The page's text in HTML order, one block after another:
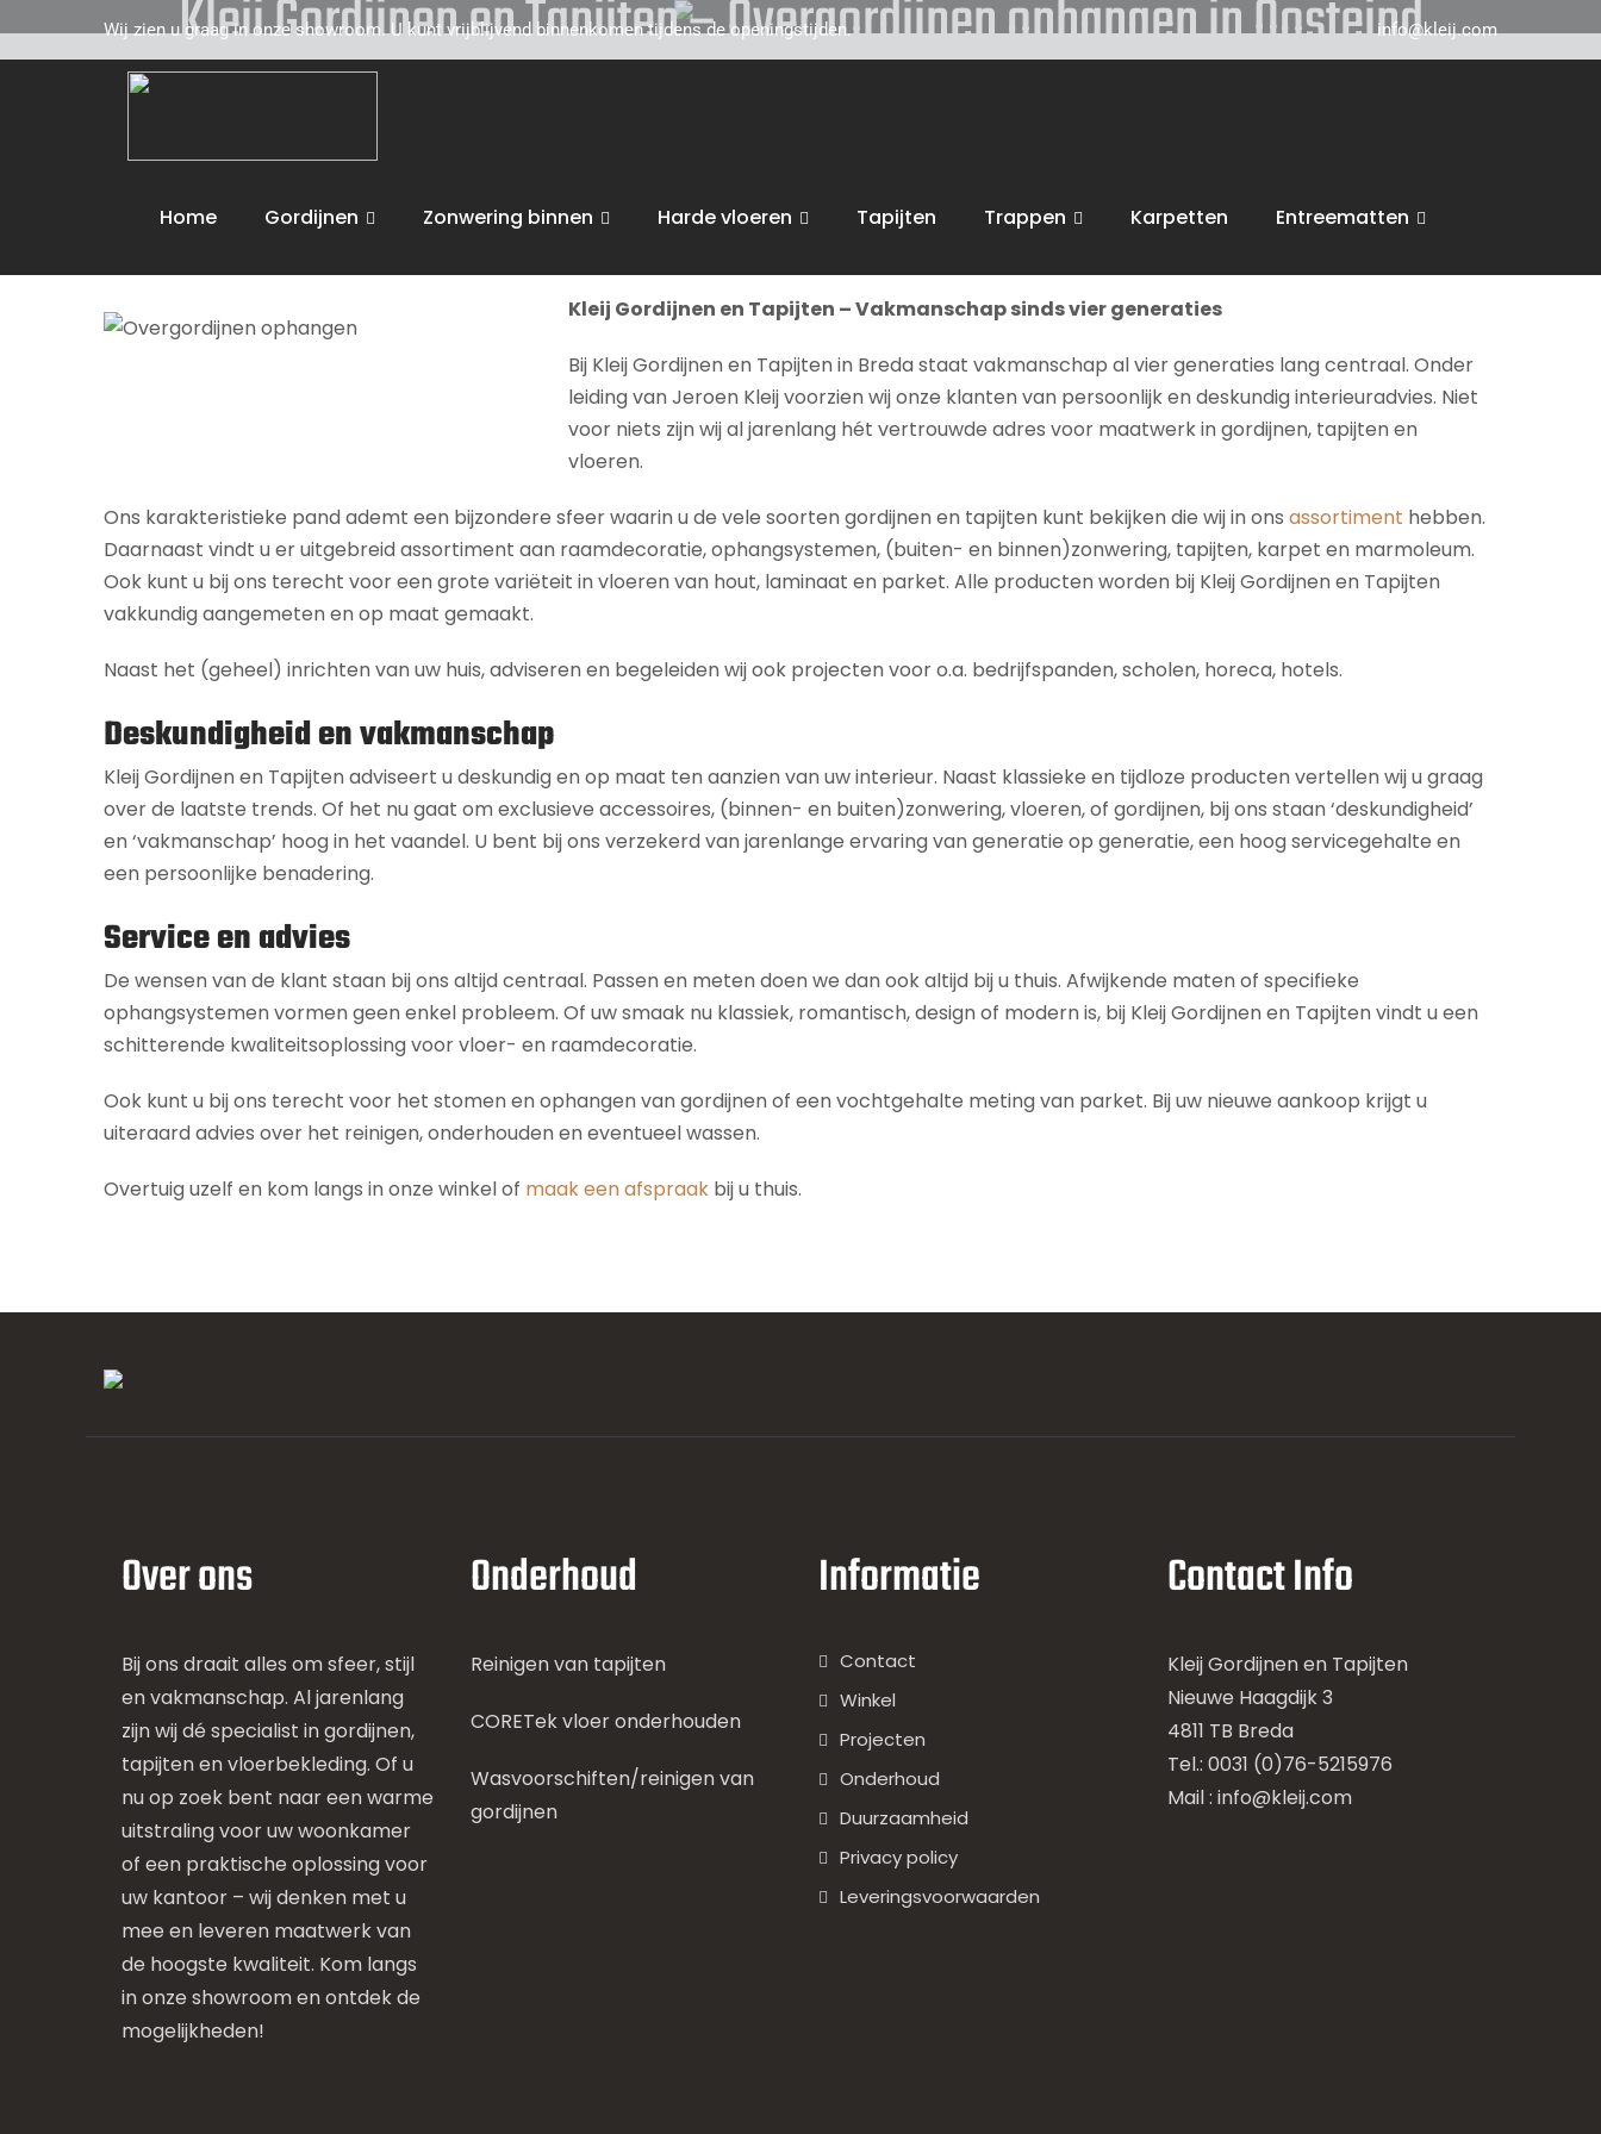
Wij zien u graag in onze showroom. U kunt vrijblijvend binnenkomen tijdens de openingstijden. info@kleij.com
Home Gordijnen Zonwering binnen Harde vloeren Tapijten Trappen Karpetten Entreematten
Kleij Gordijnen en Tapijten – Overgordijnen ophangen in Oosteind
toe. Wij adviseren u vakkundig op het gebied van uw interieur, van raamdecoratie of tapijten, tot zonwering, trappen en vloeren. Wij voeren dan ook
Kleij Gordijnen en Tapijten – Vakmanschap sinds vier generaties
Bij Kleij Gordijnen en Tapijten in Breda staat vakmanschap al vier generaties lang centraal. Onder
leiding van Jeroen Kleij voorzien wij onze klanten van persoonlijk en deskundig interieuradvies. Niet
voor niets zijn wij al jarenlang hét vertrouwde adres voor maatwerk in gordijnen, tapijten en
vloeren.
Ons karakteristieke pand ademt een bijzondere sfeer waarin u de vele soorten gordijnen en tapijten kunt bekijken die wij in ons assortiment hebben.
Daarnaast vindt u er uitgebreid assortiment aan raamdecoratie, ophangsystemen, (buiten- en binnen)zonwering, tapijten, karpet en marmoleum.
Ook kunt u bij ons terecht voor een grote variëteit in vloeren van hout, laminaat en parket. Alle producten worden bij Kleij Gordijnen en Tapijten
vakkundig aangemeten en op maat gemaakt.
Naast het (geheel) inrichten van uw huis, adviseren en begeleiden wij ook projecten voor o.a. bedrijfspanden, scholen, horeca, hotels.
Deskundigheid en vakmanschap
Kleij Gordijnen en Tapijten adviseert u deskundig en op maat ten aanzien van uw interieur. Naast klassieke en tijdloze producten vertellen wij u graag
over de laatste trends. Of het nu gaat om exclusieve accessoires, (binnen- en buiten)zonwering, vloeren, of gordijnen, bij ons staan ‘deskundigheid’
en ‘vakmanschap’ hoog in het vaandel. U bent bij ons verzekerd van jarenlange ervaring van generatie op generatie, een hoog servicegehalte en
een persoonlijke benadering.
Service en advies
De wensen van de klant staan bij ons altijd centraal. Passen en meten doen we dan ook altijd bij u thuis. Afwijkende maten of specifieke
ophangsystemen vormen geen enkel probleem. Of uw smaak nu klassiek, romantisch, design of modern is, bij Kleij Gordijnen en Tapijten vindt u een
schitterende kwaliteitsoplossing voor vloer- en raamdecoratie.
Ook kunt u bij ons terecht voor het stomen en ophangen van gordijnen of een vochtgehalte meting van parket. Bij uw nieuwe aankoop krijgt u
uiteraard advies over het reinigen, onderhouden en eventueel wassen.
Overtuig uzelf en kom langs in onze winkel of maak een afspraak bij u thuis.
Over ons
Bij ons draait alles om sfeer, stijl
en vakmanschap. Al jarenlang
zijn wij dé specialist in gordijnen,
tapijten en vloerbekleding. Of u
nu op zoek bent naar een warme
uitstraling voor uw woonkamer
of een praktische oplossing voor
uw kantoor – wij denken met u
mee en leveren maatwerk van
de hoogste kwaliteit. Kom langs
in onze showroom en ontdek de
mogelijkheden!
Onderhoud
Reinigen van tapijten
CORETek vloer onderhouden
Wasvoorschiften/reinigen van
gordijnen
Informatie
Contact
Winkel
Projecten
Onderhoud
Duurzaamheid
Privacy policy
Leveringsvoorwaarden
Contact Info
Kleij Gordijnen en Tapijten
Nieuwe Haagdijk 3
4811 TB Breda
Tel.: 0031 (0)76-5215976
Mail : info@kleij.com